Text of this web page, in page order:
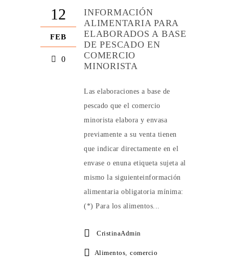
12
FEB
0
INFORMACIÓN
ALIMENTARIA PARA
ELABORADOS A BASE
DE PESCADO EN
COMERCIO
MINORISTA
Las elaboraciones a base de
pescado que el comercio
minorista elabora y envasa
previamente a su venta tienen
que indicar directamente en el
envase o enuna etiqueta sujeta al
mismo la siguienteinformación
alimentaria obligatoria mínima:
(*) Para los alimentos...
CristinaAdmin
Alimentos, comercio